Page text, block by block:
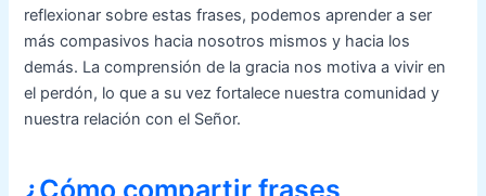
reflexionar sobre estas frases, podemos aprender a ser
más compasivos hacia nosotros mismos y hacia los
demás. La comprensión de la gracia nos motiva a vivir en
el perdón, lo que a su vez fortalece nuestra comunidad y
nuestra relación con el Señor.